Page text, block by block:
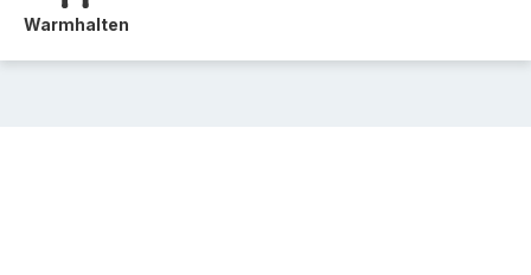
Warmhalten